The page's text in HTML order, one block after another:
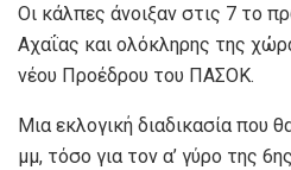
Οι κάλπες άνοιξαν στις 7 το
Αχαΐας και ολόκληρης της
νέου Προέδρου του ΠΑΣΟΚ.
Μια εκλογική διαδικασία που
μμ, τόσο για τον α’ γύρο της